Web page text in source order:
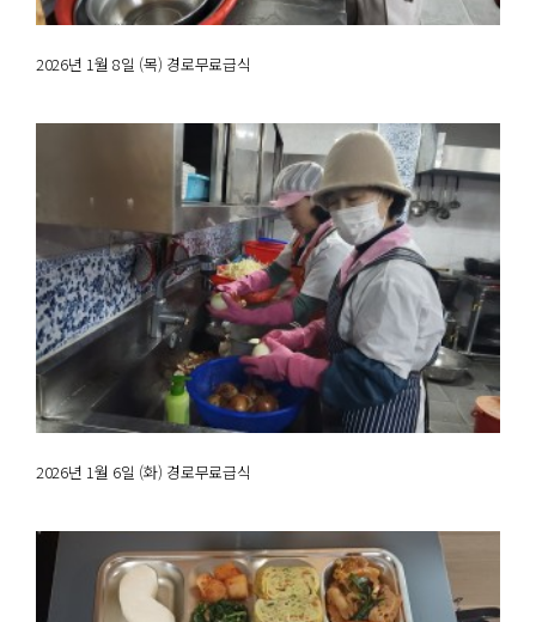
2026년 1월 8일 (목) 경로무료급식
2026년 1월 6일 (화) 경로무료급식